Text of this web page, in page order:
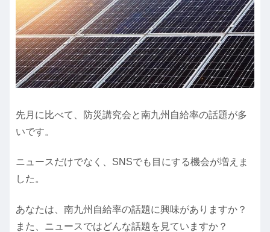
先月に比べて、防災講究会と南九州自給率の話題が多
いです。
ニュースだけでなく、SNSでも目にする機会が増えま
した。
あなたは、南九州自給率の話題に興味がありますか？
また、ニュースではどんな話題を見ていますか？